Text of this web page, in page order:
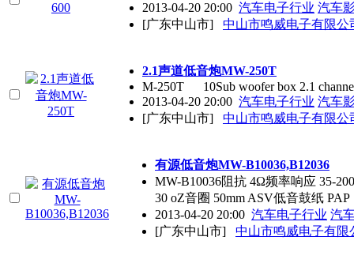
2013-04-20 20:00 汽车电子行业 汽车
[广东中山市]
中山市鸣威电子有限公
2.1声道低音炮MW-250T
M-250T 10Sub woofer box 2.1
2013-04-20 20:00 汽车电子行业 汽车
[广东中山市]
中山市鸣威电子有限公
有源低音炮MW-B10036,B12036
MW-B10036阻抗 4Ω频率响应 35-
30 oZ音圈 50mm ASV低音鼓纸 PAP
2013-04-20 20:00 汽车电子行业 汽
[广东中山市]
中山市鸣威电子有限